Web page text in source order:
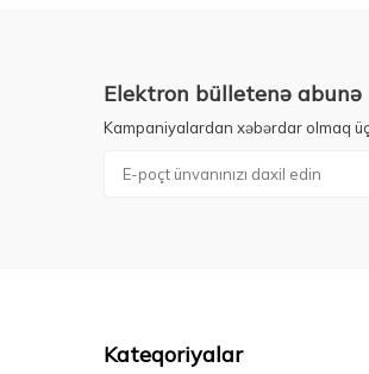
Elektron bülletenə abunə
Kampaniyalardan xəbərdar olmaq
Kateqoriyalar